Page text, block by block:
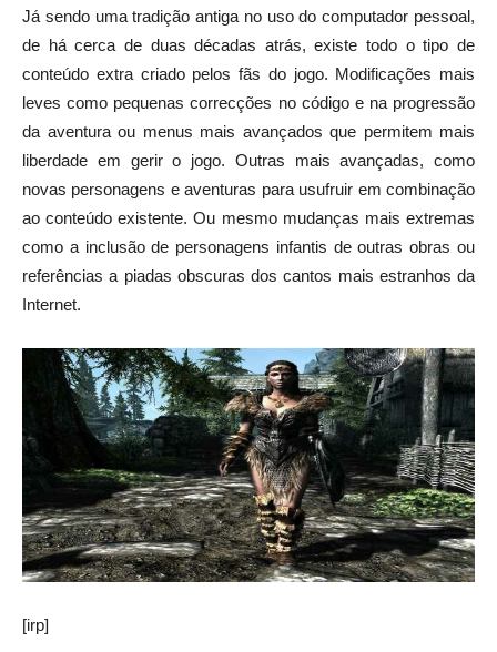
Já sendo uma tradição antiga no uso do computador pessoal,
de há cerca de duas décadas atrás, existe todo o tipo de
conteúdo extra criado pelos fãs do jogo. Modificações mais
leves como pequenas correcções no código e na progressão
da aventura ou menus mais avançados que permitem mais
liberdade em gerir o jogo. Outras mais avançadas, como
novas personagens e aventuras para usufruir em combinação
ao conteúdo existente. Ou mesmo mudanças mais extremas
como a inclusão de personagens infantis de outras obras ou
referências a piadas obscuras dos cantos mais estranhos da
Internet.
[irp]